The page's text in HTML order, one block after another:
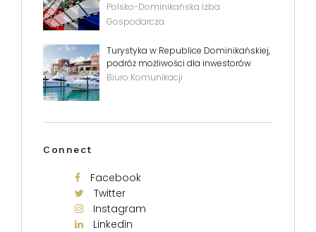
Polsko-Dominikańska Izba
Gospodarcza
Turystyka w Republice Dominikańskiej,
podróż możliwości dla inwestorów
Biuro Komunikacji
Connect
Facebook
Twitter
Instagram
Linkedin